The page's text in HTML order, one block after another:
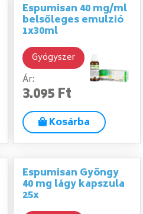
Espumisan 40 mg/ml
belsőleges emulzió
1x30ml
Gyógyszer
Ár:
3.095 Ft
Kosárba
Espumisan Gyöngy
40 mg lágy kapszula
25x